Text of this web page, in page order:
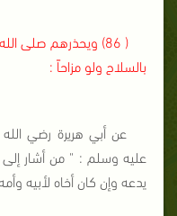
( 86) ويحذرهم صلى
بالسلاح ولو مزاحاً :
عن أبي هريرة رضي
عليه وسلم : " من أشار إلى
يدعه وإن كان أخاه لأبيه